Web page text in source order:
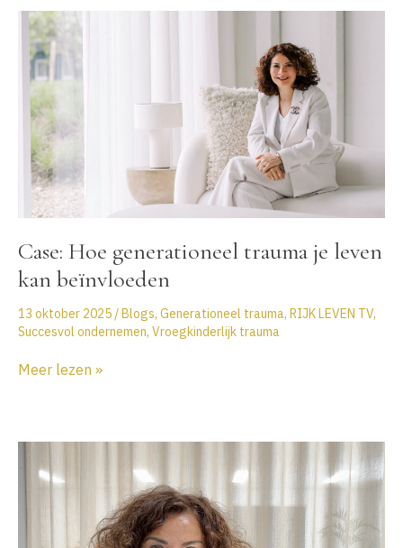
Wanneer
het
kind
jou
aan
het
roer
staat
van
bedrijf
Case: Hoe generationeel trauma je leven
kan beïnvloeden
13 oktober 2025 /Blogs, Generationeel trauma, RIJK LEVEN TV,
Succesvol ondernemen, Vroegkinderlijk trauma
Case:
je
leven
Meer lezen »